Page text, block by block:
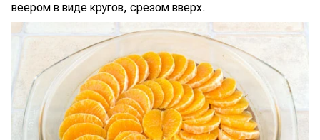
веером в виде кругов, срезом вверх.